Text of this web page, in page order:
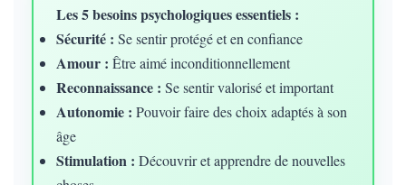
Les 5 besoins psychologiques essentiels :
Sécurité : Se sentir protégé et en confiance
Amour : Être aimé inconditionnellement
Reconnaissance : Se sentir valorisé et important
Autonomie : Pouvoir faire des choix adaptés à son
âge
Stimulation : Découvrir et apprendre de nouvelles